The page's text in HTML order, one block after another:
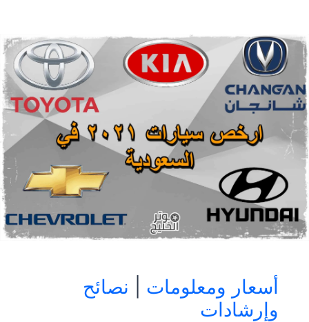
|
افضل
سيارة
للنساء
أسعار ومعلومات
نصائح
وإرشادات